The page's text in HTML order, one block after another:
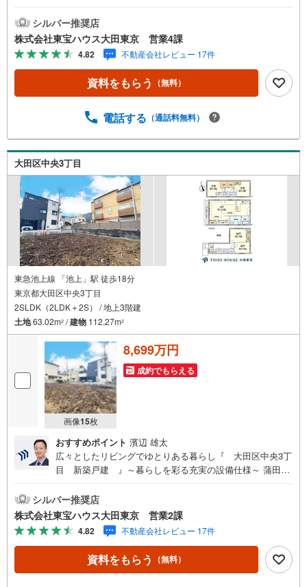
5.3帖のルーフバルコニー！多様途で使える空間 床暖房完
備！乾燥も空気の汚れもなく快適 キッチンには家事の負担
を軽減する食洗機付 宅配BOX有！不在時でも荷物を受け取
れます 侵入やいたずらに抑止効果も発揮する防犯カメラ～
東京、川崎エリアの「住まい」探しに確かな安心と満足を
～ 東宝ハウス大田東京ならではの高品質なサービスをお届
相談 FPによるライフプランのシミュレーションお電話より
さい。【資料をもらう】【室内・現地を見学する】ボタン
よりご予約いただくとご見学がスムーズにご案内できま
す。お客様のお住まいへの「希望」を形にするべく全力で
お手伝いさせていただきます。お会いできる日を心待ちに
しております。
シルバー推奨店
株式会社東宝ハウス大田東京 営業4課
4.82 不動産会社レビュー 17件
資料をもらう （無料）
電話する （通話料無料）
大田区中央3丁目
東急池上線 「池上」駅 徒歩18分
東京都大田区中央3丁目
2SLDK（2LDK＋2S） / 地上3階建
土地63.02m2 /建物 112.27m2
画像15枚
8,699万円
成約でもらえる
おすすめポイント 濱辺 雄太
広々としたリビングでゆとりある暮らし『 大田区中央3丁
目 新築戸建 』～暮らしを彩る充実の設備仕様～ 蒲田
場も足元暖かく快適です 食洗機・浄水器付き対面式システ
ムキッチン 浴室乾燥機付！天候に左右されずお洗濯できま
す 大型収納付きですっきりとした暮らしを実現 カラーモニ
ター付きインターホン完備 ～東京、川崎エリアの「住ま
い」探しに確かな安心と満足を～ 東宝ハウス大田東京なら
ではの高品質なサービスをお届けします。各種ご相談も承
シルバー推奨店
株式会社東宝ハウス大田東京 営業2課
4.82 不動産会社レビュー 17件
資料をもらう （無料）